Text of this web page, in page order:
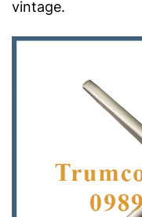
vintage.